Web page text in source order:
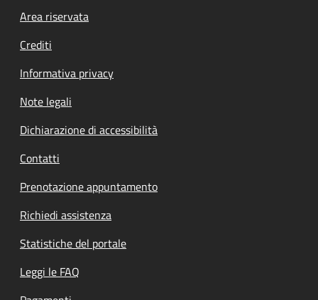
Footer menu
Area riservata
Crediti
Informativa privacy
Note legali
Dichiarazione di accessibilità
Contatti
Prenotazione appuntamento
Richiedi assistenza
Statistiche del portale
Leggi le FAQ